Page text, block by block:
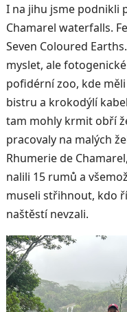
I na jihu jsme podnikli
Chamarel waterfalls.
Seven Coloured
myslet, ale
pofidérní zoo, kde
bistru a krokodýlí
tam mohly krmit obří
pracovaly na malých
Rhumerie de
nalili 15 rumů a
museli střihnout, kdo
naštěstí nevzali.